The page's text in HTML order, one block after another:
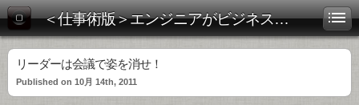
＜仕事術版＞エンジニアがビジネス書を斬る！
リーダーは会議で姿を消せ！
Published on 10月 14th, 2011